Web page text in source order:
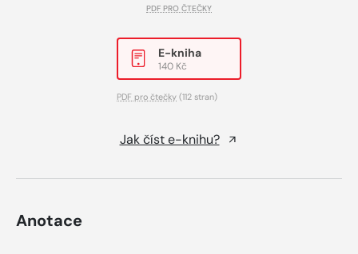
PDF PRO ČTEČKY
E-kniha
140 Kč
PDF pro čtečky (112 stran)
Jak číst e-knihu?
Anotace